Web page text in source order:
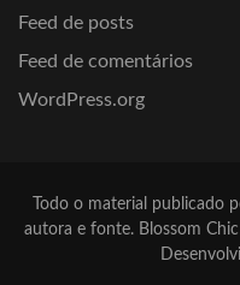
Feed de posts
Feed de comentários
WordPress.org
Todo o material publicado
autora e fonte.Blossom